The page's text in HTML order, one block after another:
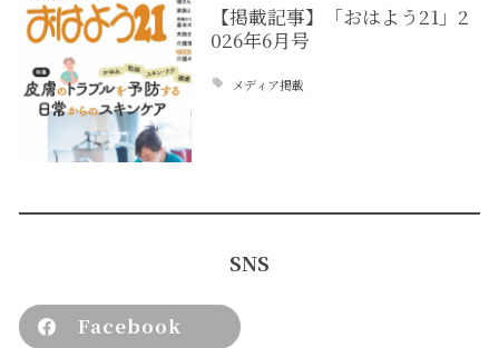
【掲載記事】「おはよう21」2
026年6月号
メディア掲載
SNS
Facebook